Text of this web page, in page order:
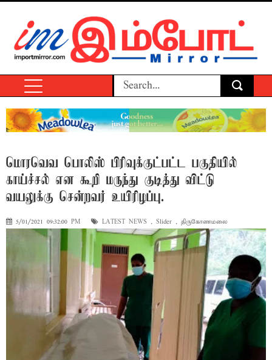
மொரவெவ பொலிஸ் பிரிவுக்குட்பட்ட பகுதியில்
காய்ச்சல் என கூறி மருந்து குடித்து விட்டு
வயலுக்கு சென்றவர் உயிரிழப்பு.
5/01/2021 09:32:00 PM LATEST NEWS , Slider , திருகோணமலை